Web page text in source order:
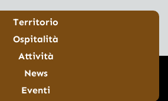
Territorio
Ospitalità
Attività
News
Eventi